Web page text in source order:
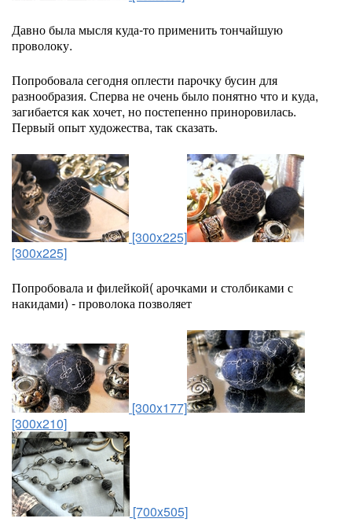
Давно была мысля куда-то применить тончайшую
проволоку.
Попробовала сегодня оплести парочку бусин для
разнообразия. Сперва не очень было понятно что и куда,
загибается как хочет, но постепенно приноровилась.
Первый опыт художества, так сказать.
[300x225]
[300x225]
Попробовала и филейкой( арочками и столбиками с
накидами) - проволока позволяет
[300x177]
[300x210]
[700x505]